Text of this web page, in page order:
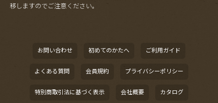
移しますのでご注意ください。
お問い合わせ 初めてのかたへ ご利用ガイド
よくある質問 会員規約 プライバシーポリシー
特別商取引法に基づく表示 会社概要 カタログ